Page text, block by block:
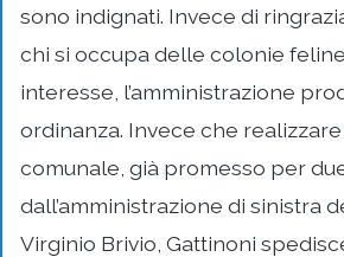
sono indignati. Invece di
chi si occupa delle colonie
interesse, l’amministrazione
ordinanza. Invece che
comunale, già promesso per
dall’amministrazione di sinistra
Virginio Brivio, Gattinoni